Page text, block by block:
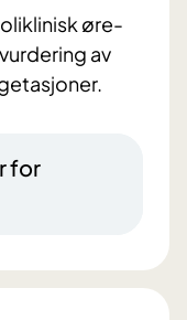
øre-
av
for